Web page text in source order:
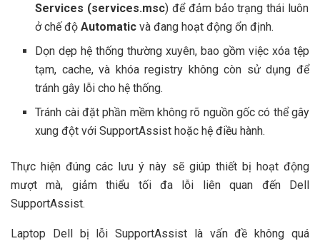
Services (services.msc) để đảm bảo trạng thái luôn
ở chế độAutomatic và đang hoạt động ổn định.
Dọn dẹp hệ thống thường xuyên, bao gồm việc xóa tệp
tạm, cache, và khóa registry không còn sử dụng để
tránh gây lỗi cho hệ thống.
Tránh cài đặt phần mềm không rõ nguồn gốc có thể gây
xung đột với SupportAssist hoặc hệ điều hành.
Thực hiện đúng các lưu ý này sẽ giúp thiết bị hoạt động
mượt mà, giảm thiểu tối đa lỗi liên quan đến Dell
SupportAssist.
Laptop Dell bị lỗi SupportAssist là vấn đề không quá